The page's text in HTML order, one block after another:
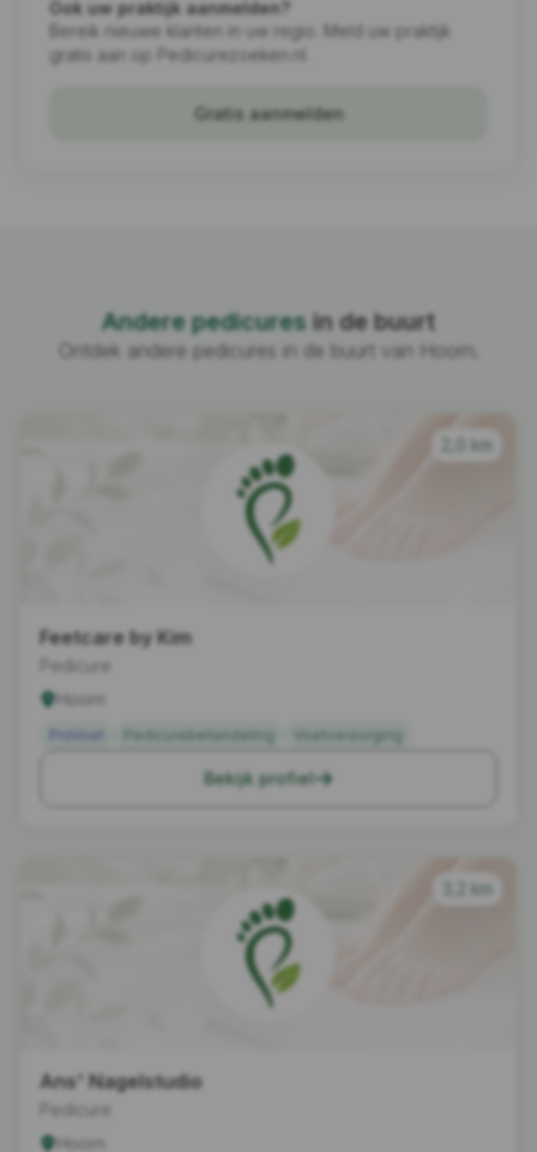
Ook uw praktijk aanmelden?
Bereik nieuwe klanten in uw regio. Meld uw praktijk
gratis aan op Pedicurezoeken.nl.
Gratis aanmelden
Andere pedicures in de buurt
Ontdek andere pedicures in de buurt van Hoorn.
Feetcare by Kim
2,0 km
Pedicure
Hoorn
ProVoet Pedicurebehandeling Voetverzorging
Bekijk profiel
Ans' Nagelstudio
3,2 km
Pedicure
Hoorn